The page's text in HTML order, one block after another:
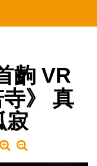
齣 VR
》 真
寂